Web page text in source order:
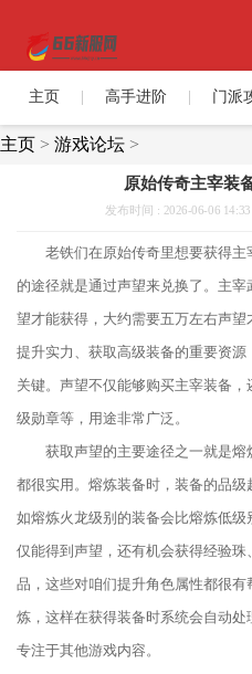
主页 高手进阶 门派
主页 > 游戏论坛 >
原始传奇主宰装
发布时间 : 2026-06-06 14:33
老铁们在原始传奇里想要获得
的途径就是通过声望来兑换了。主
望才能获得，大约需要五万左右声
提升实力、获取高级装备的重要资
关键。声望不仅能够购买主宰装备
级勋章等，用途非常广泛。
获取声望的主要途径之一就是
都很实用。熔炼装备时，装备的品
如熔炼火龙级别的装备会比熔炼低
仅能得到声望，还有机会获得经验
品，这些对咱们提升角色属性都很
炼，这样在获得装备时系统会自动
专注于其他游戏内容。